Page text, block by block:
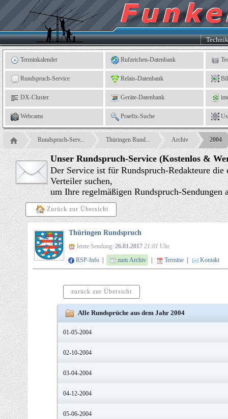
Kleingartenverein
e.
V.,
Leinefelde
Terminkalender Rufzeichen-Datenbank
Rundspruch-Service Relais-Datenbank
DX-Cluster Geräte-Datenbank
Webcams Praefix-Suche
Rundspruch-Serv... Thüringen Rund... Archiv 2004
Unser Rundspruch-Service (Kostenlos &
Der Service ist für Rundspruch-Redakteure
Verteiler suchen,
um Ihre regelmäßigen Rundspruch-
Zurück zur Übersicht
Thüringen Rundspruch
letzte Sendung: 26.01.2017 21:01 Uhr
RSP-Info
zum Archiv Termine Kontakt
zurück zur Übersicht
Alle Rundsprüche aus dem Jahr 2004
01-05-2004
02-10-2004
03-04-2004
04-12-2004
05-06-2004